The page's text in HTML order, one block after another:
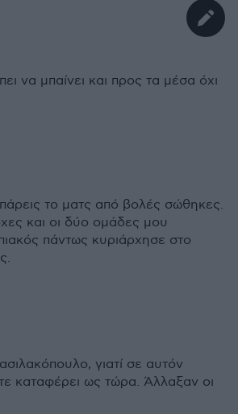
να μπαίνει και προς τα μέσα όχι
το ματς από βολές σώθηκες.
και οι δύο ομάδες μου
πάντως κυριάρχησε στο
γιατί σε αυτόν
καταφέρει ως τώρα. Άλλαξαν οι